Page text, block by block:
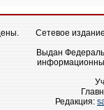
Сетевое
Выдан
Редакция: